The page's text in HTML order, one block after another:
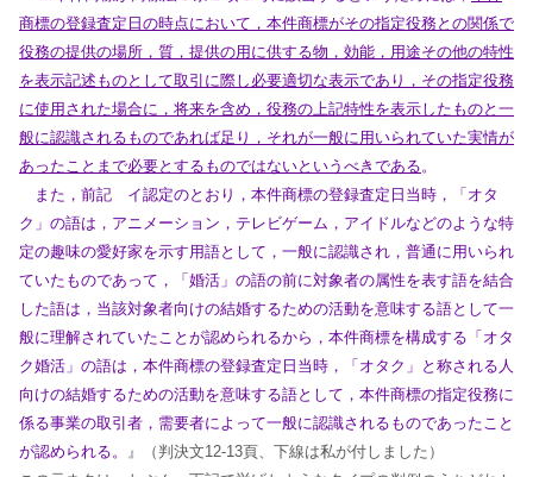
商標の登録査定日の時点において，本件商標がその指定役務との関係で
役務の提供の場所，質，提供の用に供する物，効能，用途その他の特性
を表示記述ものとして取引に際し必要適切な表示であり，その指定役務
に使用された場合に，将来を含め，役務の上記特性を表示したものと一
般に認識されるものであれば足り，それが一般に用いられていた実情が
あったことまで必要とするものではないというべきである。
また，前記 イ認定のとおり，本件商標の登録査定日当時，「オタ
ク」の語は，アニメーション，テレビゲーム，アイドルなどのような特
定の趣味の愛好家を示す用語として，一般に認識され，普通に用いられ
ていたものであって，「婚活」の語の前に対象者の属性を表す語を結合
した語は，当該対象者向けの結婚するための活動を意味する語として一
般に理解されていたことが認められるから，本件商標を構成する「オタ
ク婚活」の語は，本件商標の登録査定日当時，「オタク」と称される人
向けの結婚するための活動を意味する語として，本件商標の指定役務に
係る事業の取引者，需要者によって一般に認識されるものであったこと
が認められる。
』（判決文12-13頁、下線は私が付しました）